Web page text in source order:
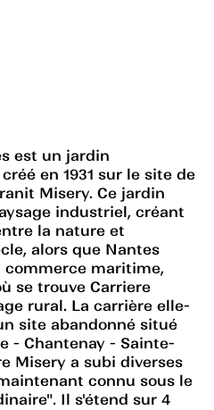
est un jardin
en 1931 sur le site de
Misery. Ce jardin
industriel, créant
la nature et
alors que Nantes
commerce maritime,
se trouve Carriere
rural. La carrière elle-
site abandonné situé
- Chantenay - Sainte-
Misery a subi diverses
connu sous le
Il s'étend sur 4